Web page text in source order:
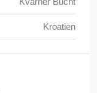
Kroatien